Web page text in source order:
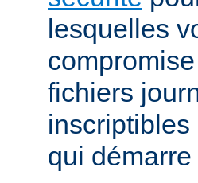
lesquelles
fichiers
qui